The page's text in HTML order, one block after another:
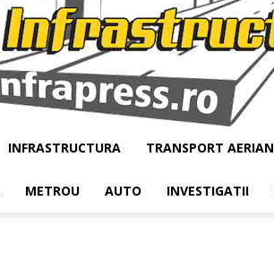
Infrapress
INFRASTRUCTURA TRANSPORT AERIAN
METROU AUTO INVESTIGATII